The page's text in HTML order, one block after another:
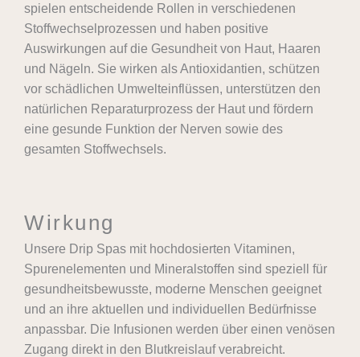
spielen entscheidende Rollen in verschiedenen
Stoffwechselprozessen und haben positive
Auswirkungen auf die Gesundheit von Haut, Haaren
und Nägeln. Sie wirken als Antioxidantien, schützen
vor schädlichen Umwelteinflüssen, unterstützen den
natürlichen Reparaturprozess der Haut und fördern
eine gesunde Funktion der Nerven sowie des
gesamten Stoffwechsels.
Wirkung
Unsere Drip Spas mit hochdosierten Vitaminen,
Spurenelementen und Mineralstoffen sind speziell für
gesundheitsbewusste, moderne Menschen geeignet
und an ihre aktuellen und individuellen Bedürfnisse
anpassbar. Die Infusionen werden über einen venösen
Zugang direkt in den Blutkreislauf verabreicht.